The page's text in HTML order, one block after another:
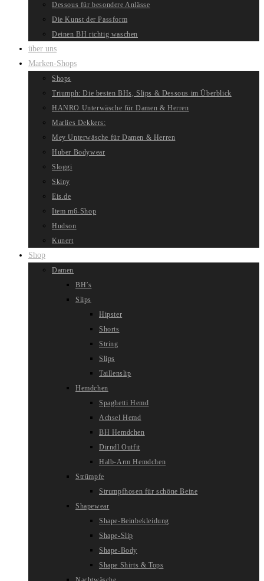
Dessous für besondere Anlässe
Die Kunst der Passform
Deinen BH richtig waschen
über uns
Marken-Shops
Shops
Triumph: Die besten BHs, Slips & Dessous im Überblick
HANRO Unterwäsche für Damen & Herren
Marlies Dekkers:
Mey Unterwäsche für Damen & Herren
Huber Bodywear
Sloggi
Skiny
Eis.de
Item m6-Shop
Hudson
Kunert
Shop
Damen
BH’s
Slips
Hipster
Shorts
String
Slips
Taillenslip
Hemdchen
Spaghetti Hemd
Achsel Hemd
BH Hemdchen
Dirndl Outfit
Halb-Arm Hemdchen
Strümpfe
Strumpfhosen für schöne Beine
Shapewear
Shape-Beinbekleidung
Shape-Slip
Shape-Body
Shape Shirts & Tops